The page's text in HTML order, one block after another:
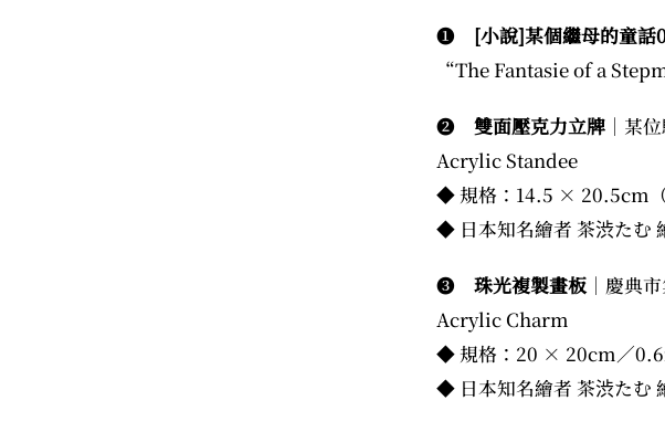
❶ [小說]某個繼母的童話
“The Fantasie of a
❷雙面壓克力立牌｜某
Acrylic Standee
◆ 規格：14.5 × 20.5cm
◆ 日本知名繪者 茶渋たむ
❸珠光複製畫板｜慶典
Acrylic Charm
◆ 規格：20 × 20cm／
◆ 日本知名繪者 茶渋たむ